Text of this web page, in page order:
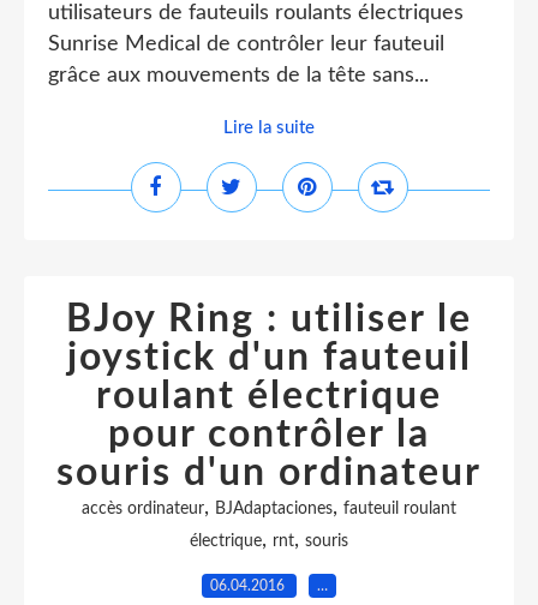
utilisateurs de fauteuils roulants électriques
Sunrise Medical de contrôler leur fauteuil
grâce aux mouvements de la tête sans...
Lire la suite
BJoy Ring : utiliser le
joystick d'un fauteuil
roulant électrique
pour contrôler la
souris d'un ordinateur
accès ordinateur, BJAdaptaciones, fauteuil roulant
électrique, rnt, souris
06.04.2016 …